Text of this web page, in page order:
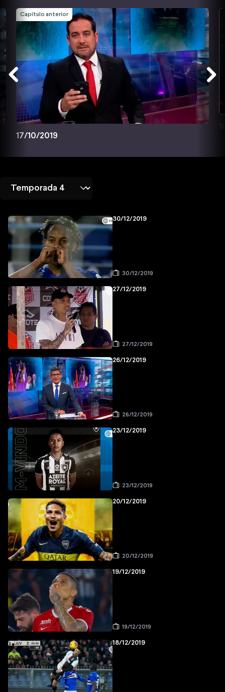
Capítulo anterior
17/10/2019
30/12/2019
30/12/2019
27/12/2019
27/12/2019
26/12/2019
26/12/2019
23/12/2019
23/12/2019
20/12/2019
20/12/2019
19/12/2019
19/12/2019
18/12/2019